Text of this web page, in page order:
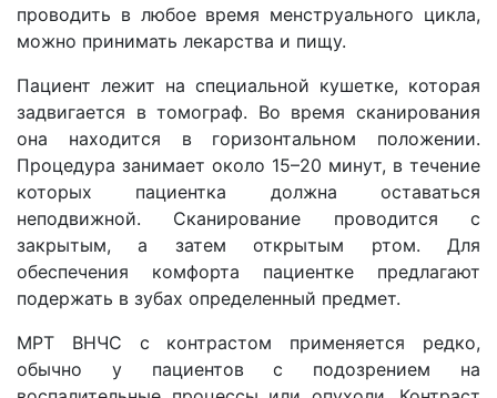
проводить в любое время менструального цикла,
можно принимать лекарства и пищу.
Пациент лежит на специальной кушетке, которая
задвигается в томограф. Во время сканирования
она находится в горизонтальном положении.
Процедура занимает около 15–20 минут, в течение
которых пациентка должна оставаться
неподвижной. Сканирование проводится с
закрытым, а затем открытым ртом. Для
обеспечения комфорта пациентке предлагают
подержать в зубах определенный предмет.
МРТ ВНЧС с контрастом применяется редко,
обычно у пациентов с подозрением на